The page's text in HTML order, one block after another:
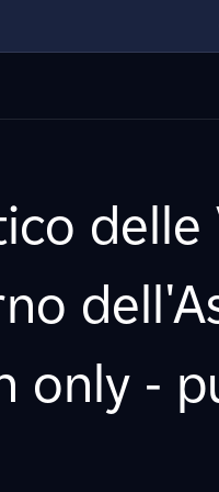
only -